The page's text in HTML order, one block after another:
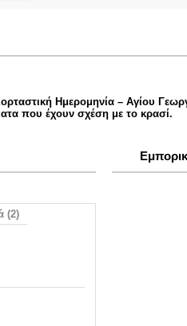
Ημερομηνία – Αγίου
που έχουν σχέση με το κρασί.
(2)